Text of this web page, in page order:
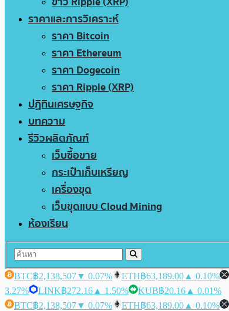
ราคาและการวิเคราะห์
ราคา Bitcoin
ราคา Ethereum
ราคา Dogecoin
ราคา Ripple (XRP)
ปฏิทินเศรษฐกิจ
บทความ
รีวิวผลิตภัณฑ์
เว็บซื้อขาย
กระเป๋าเก็บเหรียญ
เครื่องขุด
เว็บขุดแบบ Cloud Mining
ห้องเรียน
BTC฿2,138,507▼ 0.07% ETH฿63,189.00 ▲ 0.10%
3.27%
LINK฿272.16 ▲ 1.50% KUB฿20.16 ▲ 0.01%
BTC฿2,138,507▼ 0.07% ETH฿63,189.00 ▲ 0.10%